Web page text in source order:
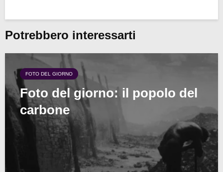
Potrebbero interessarti
FOTO DEL GIORNO
Foto del giorno: il popolo del
carbone